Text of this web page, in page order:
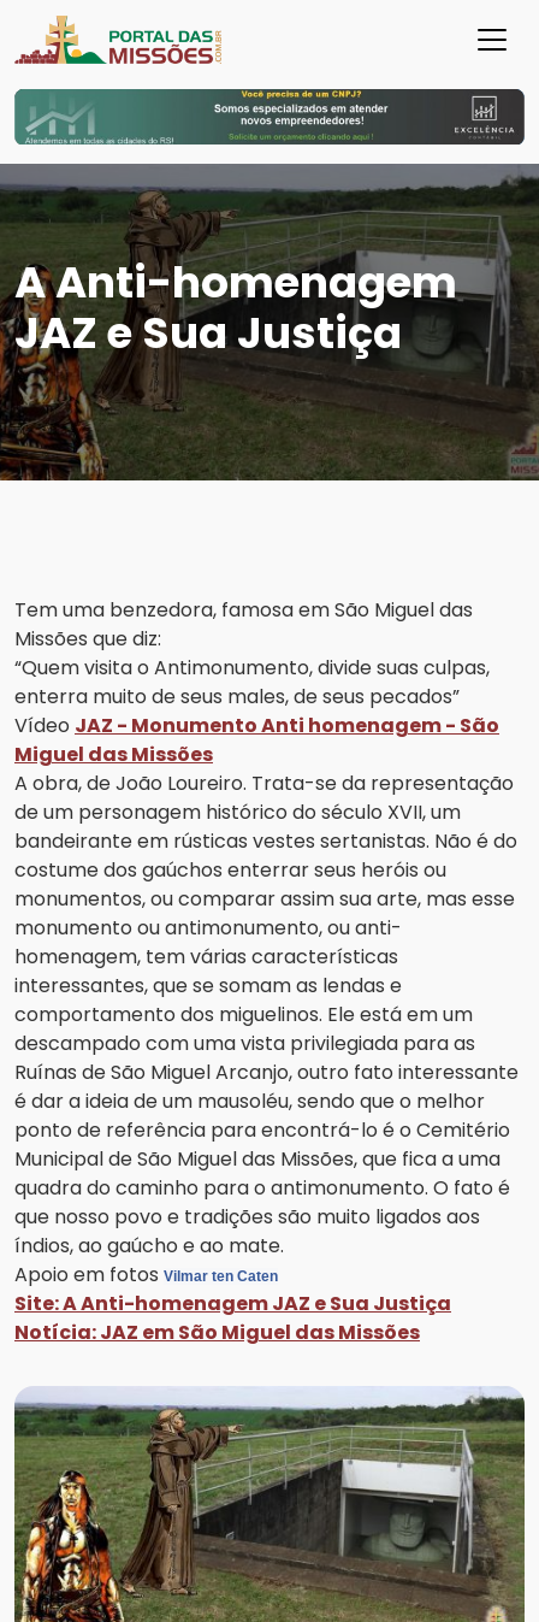
A Anti-homenagem
JAZ e Sua Justiça
Tem uma benzedora, famosa em São Miguel das
Missões que diz:
“Quem visita o Antimonumento, divide suas culpas,
enterra muito de seus males, de seus pecados”
Vídeo JAZ - Monumento Anti homenagem - São
Miguel das Missões
A obra, de João Loureiro. Trata-se da representação
de um personagem histórico do século XVII, um
bandeirante em rústicas vestes sertanistas. Não é do
costume dos gaúchos enterrar seus heróis ou
monumentos, ou comparar assim sua arte, mas esse
monumento ou antimonumento, ou anti-
homenagem, tem várias características
interessantes, que se somam as lendas e
comportamento dos miguelinos. Ele está em um
descampado com uma vista privilegiada para as
Ruínas de São Miguel Arcanjo, outro fato interessante
é dar a ideia de um mausoléu, sendo que o melhor
ponto de referência para encontrá-lo é o Cemitério
Municipal de São Miguel das Missões, que fica a uma
quadra do caminho para o antimonumento. O fato é
que nosso povo e tradições são muito ligados aos
índios, ao gaúcho e ao mate.
Apoio em fotos Vilmar ten Caten
Site: A Anti-homenagem JAZ e Sua Justiça
Notícia: JAZ em São Miguel das Missões